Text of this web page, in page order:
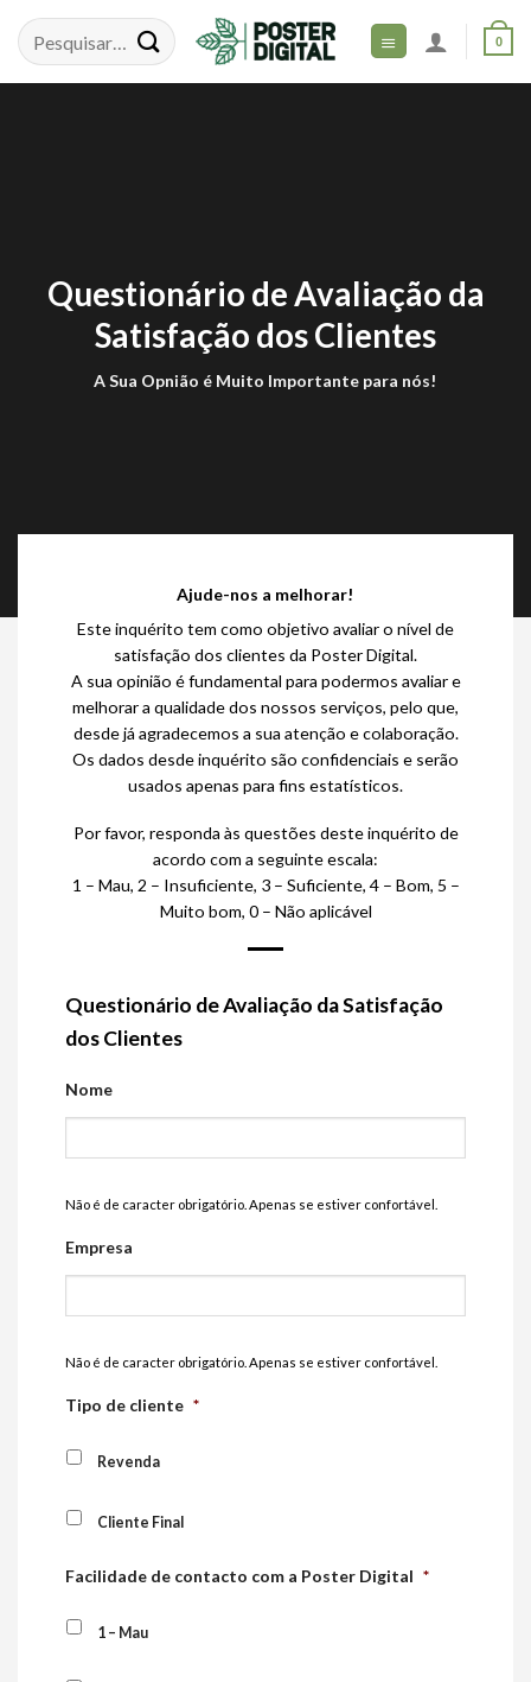
content
0
Questionário de Avaliação da
Satisfação dos Clientes
A Sua Opnião é Muito Importante para nós!
Ajude-nos a melhorar!
Este inquérito tem como objetivo avaliar o nível de
satisfação dos clientes da Poster Digital.
A sua opinião é fundamental para podermos avaliar e
melhorar a qualidade dos nossos serviços, pelo que,
desde já agradecemos a sua atenção e colaboração.
Os dados desde inquérito são confidenciais e serão
usados apenas para fins estatísticos.
Por favor, responda às questões deste inquérito de
acordo com a seguinte escala:
1 – Mau, 2 – Insuficiente, 3 – Suficiente, 4 – Bom, 5 –
Muito bom, 0 – Não aplicável
Questionário de Avaliação da Satisfação
dos Clientes
Nome
Não é de caracter obrigatório. Apenas se estiver confortável.
Empresa
Não é de caracter obrigatório. Apenas se estiver confortável.
Tipo de cliente *
Revenda
Cliente Final
Facilidade de contacto com a Poster Digital *
1 – Mau